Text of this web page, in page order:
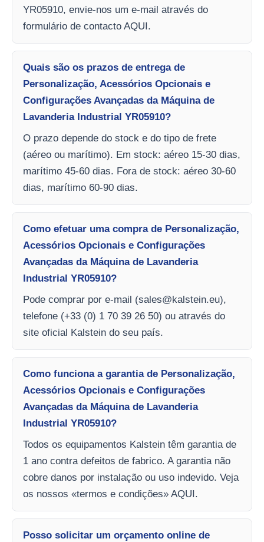
YR05910, envie-nos um e-mail através do
formulário de contacto AQUI.
Quais são os prazos de entrega de
Personalização, Acessórios Opcionais e
Configurações Avançadas da Máquina de
Lavanderia Industrial YR05910?
O prazo depende do stock e do tipo de frete
(aéreo ou marítimo). Em stock: aéreo 15-30 dias,
marítimo 45-60 dias. Fora de stock: aéreo 30-60
dias, marítimo 60-90 dias.
Como efetuar uma compra de Personalização,
Acessórios Opcionais e Configurações
Avançadas da Máquina de Lavanderia
Industrial YR05910?
Pode comprar por e-mail (sales@kalstein.eu),
telefone (+33 (0) 1 70 39 26 50) ou através do
site oficial Kalstein do seu país.
Como funciona a garantia de Personalização,
Acessórios Opcionais e Configurações
Avançadas da Máquina de Lavanderia
Industrial YR05910?
Todos os equipamentos Kalstein têm garantia de
1 ano contra defeitos de fabrico. A garantia não
cobre danos por instalação ou uso indevido. Veja
os nossos «termos e condições» AQUI.
Posso solicitar um orçamento online de